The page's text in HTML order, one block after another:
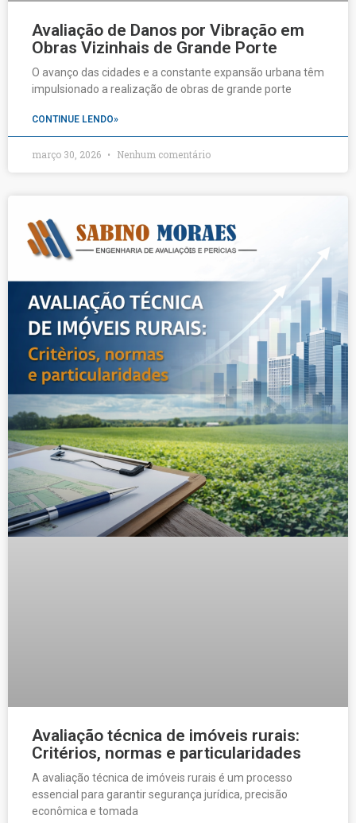
Avaliação de Danos por Vibração em
Obras Vizinhais de Grande Porte
O avanço das cidades e a constante expansão urbana têm
impulsionado a realização de obras de grande porte
CONTINUE LENDO»
março 30, 2026 Nenhum comentário
Avaliação técnica de imóveis rurais:
Critérios, normas e particularidades
A avaliação técnica de imóveis rurais é um processo
essencial para garantir segurança jurídica, precisão
econômica e tomada